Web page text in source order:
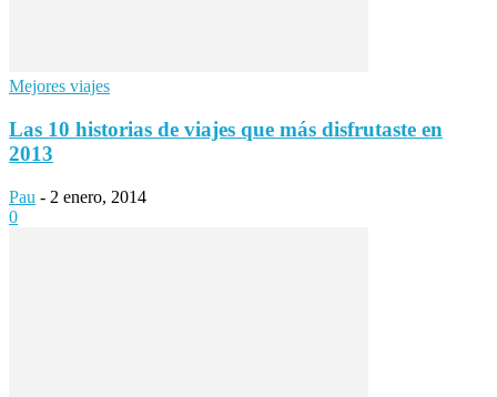
Mejores viajes
Las 10 historias de viajes que más disfrutaste en
2013
Pau - 2 enero, 2014
0